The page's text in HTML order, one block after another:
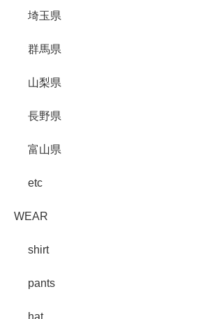
埼玉県
群馬県
山梨県
長野県
富山県
etc
WEAR
shirt
pants